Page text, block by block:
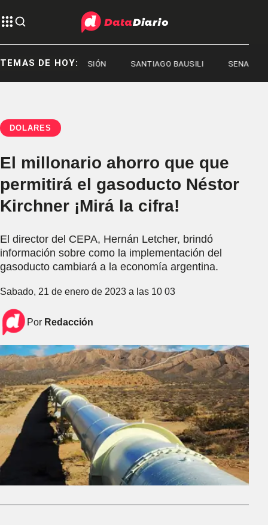
TEMAS DE HOY:
REPRESIÓN SANTIAGO BAUSILI SENADO
DÓLARES
El millonario ahorro que que
permitirá el gasoducto Néstor
Kirchner ¡Mirá la cifra!
El director del CEPA, Hernán Letcher, brindó
información sobre como la implementación del
gasoducto cambiará a la economía argentina.
Sabado, 21 de enero de 2023 a las 10 03
Por Redacción